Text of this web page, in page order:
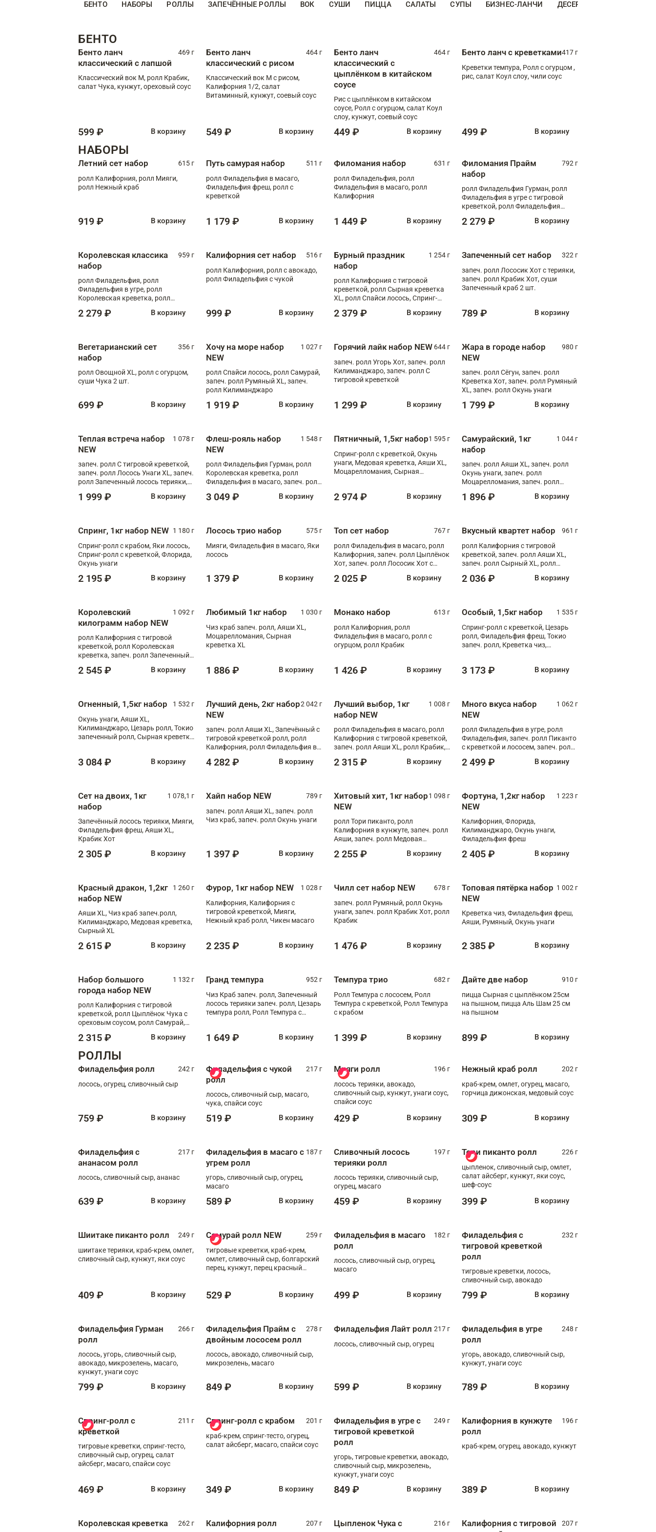
БЕНТО НАБОРЫ РОЛЛЫ ЗАПЕЧЁННЫЕ РОЛЛЫ ВОК СУШИ ПИЦЦА САЛАТЫ СУПЫ БИЗНЕС-ЛАНЧИ ДЕСЕРТЫ
БЕНТО
Бенто ланч
классический с лапшой
469 г
Классический вок М, ролл Крабик,
салат Чука, кунжут, ореховый соус
599 ₽ В корзину
Бенто ланч
классический с рисом
464 г
Классический вок М с рисом,
Калифорния 1/2, салат
Витаминный, кунжут, соевый соус
549 ₽ В корзину
Бенто ланч
классический с
цыплёнком в китайском
соусе
464 г
Рис с цыплёнком в китайском
соусе, Ролл с огурцом, салат Коул
слоу, кунжут, соевый соус
449 ₽ В корзину
Бенто ланч с креветками417 г
Креветки темпура, Ролл с огурцом ,
рис, салат Коул слоу, чили соус
499 ₽ В корзину
НАБОРЫ
Летний сет набор
615 г
ролл Калифорния, ролл Мияги,
ролл Нежный краб
919 ₽ В корзину
Путь самурая набор
511 г
ролл Филадельфия в масаго,
Филадельфия фреш, ролл с
креветкой
1 179 ₽ В корзину
Филомания набор
631 г
ролл Филадельфия, ролл
Филадельфия в масаго, ролл
Калифорния
1 449 ₽ В корзину
Филомания Прайм
набор
792 г
ролл Филадельфия Гурман, ролл
Филадельфия в угре с тигровой
креветкой, ролл Филадельфия
2 279 ₽ В корзину
Королевская классика
набор
959 г
ролл Филадельфия, ролл
Филадельфия в угре, ролл
Королевская креветка, ролл
2 279 ₽ В корзину
Калифорния сет набор
516 г
ролл Калифорния, ролл с авокадо,
ролл Филадельфия с чукой
999 ₽ В корзину
Бурный праздник
набор
1 254 г
ролл Калифорния с тигровой
креветкой, ролл Сырная креветка
XL, ролл Спайси лосось, Спринг-
Медовая креветка
2 379 ₽ В корзину
Запеченный сет набор
322 г
запеч. ролл Лососик Хот с терияки,
запеч. ролл Крабик Хот, суши
Запеченный краб 2 шт.
789 ₽ В корзину
Вегетарианский сет
набор
356 г
ролл Овощной XL, ролл с огурцом,
суши Чука 2 шт.
699 ₽ В корзину
Хочу на море набор
NEW
1 027 г
ролл Спайси лосось, ролл Самурай,
запеч. ролл Румяный XL, запеч.
ролл Килиманджаро
1 919 ₽ В корзину
Горячий лайк набор NEW 644 г
запеч. ролл Угорь Хот, запеч. ролл
Килиманджаро, запеч. ролл С
тигровой креветкой
1 299 ₽ В корзину
Жара в городе набор
NEW
980 г
запеч. ролл Сёгун, запеч. ролл
Креветка Хот, запеч. ролл Румяный
XL, запеч. ролл Окунь унаги
1 799 ₽ В корзину
Теплая встреча набор
NEW
1 078 г
запеч. ролл С тигровой креветкой,
запеч. ролл Лосось Унаги XL, запеч.
ролл Запеченный лосось терияки,
1 999 ₽ В корзину
Флеш-рояль набор
NEW
1 548 г
ролл Филадельфия Гурман, ролл
Королевская креветка, ролл
Филадельфия в масаго, запеч. ролл
Тигровая креветка с моцареллой,
3 049 ₽ В корзину
Пятничный, 1,5кг набор1 595 г
Спринг-ролл с креветкой, Окунь
унаги, Медовая креветка, Аяши XL,
Моцарелломания, Сырная
2 974 ₽ В корзину
Самурайский, 1кг
набор
1 044 г
запеч. ролл Аяши XL, запеч. ролл
Окунь унаги, запеч. ролл
Моцарелломания, запеч. ролл
1 896 ₽ В корзину
Спринг, 1кг набор NEW 1 180 г
Спринг-ролл с крабом, Яки лосось,
Спринг-ролл с креветкой, Флорида,
Окунь унаги
2 195 ₽ В корзину
Лосось трио набор
575 г
Мияги, Филадельфия в масаго, Яки
лосось
1 379 ₽ В корзину
Топ сет набор
767 г
ролл Филадельфия в масаго, ролл
Калифорния, запеч. ролл Цыплёнок
Хот, запеч. ролл Лососик Хот с
2 025 ₽ В корзину
Вкусный квартет набор
961 г
ролл Калифорния с тигровой
креветкой, запеч. ролл Аяши XL,
запеч. ролл Сырный XL, ролл
2 036 ₽ В корзину
Королевский
килограмм набор NEW
1 092 г
ролл Калифорния с тигровой
креветкой, ролл Королевская
креветка, запеч. ролл Запеченный
XL, запеч. ролл Крабик Хот
2 545 ₽ В корзину
Любимый 1кг набор
1 030 г
Чиз краб запеч. ролл, Аяши XL,
Моцарелломания, Сырная
креветка XL
1 886 ₽ В корзину
Монако набор
613 г
ролл Калифорния, ролл
Филадельфия в масаго, ролл с
огурцом, ролл Крабик
1 426 ₽ В корзину
Особый, 1,5кг набор
1 535 г
Спринг-ролл с креветкой, Цезарь
ролл, Филадельфия фреш, Токио
запеч. ролл, Креветка чиз,
3 173 ₽ В корзину
Огненный, 1,5кг набор
1 532 г
Окунь унаги, Аяши XL,
Килиманджаро, Цезарь ролл, Токио
запеченный ролл, Сырная креветка
3 084 ₽ В корзину
Лучший день, 2кг набор
NEW
2 042 г
запеч. ролл Аяши XL, Запечённый с
тигровой креветкой ролл, ролл
Калифорния, ролл Филадельфия в
запеч. ролл Моцарелломания, ролл
4 282 ₽ В корзину
Лучший выбор, 1кг
набор NEW
1 008 г
ролл Филадельфия в масаго, ролл
Калифорния с тигровой креветкой,
запеч. ролл Аяши XL, ролл Крабик,
2 315 ₽ В корзину
Много вкуса набор
NEW
1 062 г
ролл Филадельфия в угре, ролл
Филадельфия, запеч. ролл Пиканто
с креветкой и лососем, запеч. ролл
2 499 ₽ В корзину
Сет на двоих, 1кг
набор
1 078,1 г
Запечённый лосось терияки, Мияги,
Филадельфия фреш, Аяши XL,
Крабик Хот
2 305 ₽ В корзину
Хайп набор NEW
789 г
запеч. ролл Аяши XL, запеч. ролл
Чиз краб, запеч. ролл Окунь унаги
1 397 ₽ В корзину
Хитовый хит, 1кг набор
NEW
1 098 г
ролл Тори пиканто, ролл
Калифорния в кунжуте, запеч. ролл
Аяши, запеч. ролл Медовая
чукой
2 255 ₽ В корзину
Фортуна, 1,2кг набор
NEW
1 223 г
Калифорния, Флорида,
Килиманджаро, Окунь унаги,
Филадельфия фреш
2 405 ₽ В корзину
Красный дракон, 1,2кг
набор NEW
1 260 г
Аяши XL, Чиз краб запеч.ролл,
Килиманджаро, Медовая креветка,
Сырный XL
2 615 ₽ В корзину
Фурор, 1кг набор NEW
1 028 г
Калифорния, Калифорния с
тигровой креветкой, Мияги,
Нежный краб ролл, Чикен масаго
2 235 ₽ В корзину
Чилл сет набор NEW
678 г
запеч. ролл Румяный, ролл Окунь
унаги, запеч. ролл Крабик Хот, ролл
Крабик
1 476 ₽ В корзину
Топовая пятёрка набор
NEW
1 002 г
Креветка чиз, Филадельфия фреш,
Аяши, Румяный, Окунь унаги
2 385 ₽ В корзину
Набор большого
города набор NEW
1 132 г
ролл Калифорния с тигровой
креветкой, ролл Цыплёнок Чука с
ореховым соусом, ролл Самурай,
ролл с крабом
2 315 ₽ В корзину
Гранд темпура
952 г
Чиз Краб запеч. ролл, Запеченный
лосось терияки запеч. ролл, Цезарь
темпура ролл, Ролл Темпура с
1 649 ₽ В корзину
Темпура трио
682 г
Ролл Темпура с лососем, Ролл
Темпура с креветкой, Ролл Темпура
с крабом
1 399 ₽ В корзину
Дайте две набор
910 г
пицца Сырная с цыплёнком 25см
на пышном, пицца Аль Шам 25 см
на пышном
899 ₽ В корзину
РОЛЛЫ
Филадельфия ролл
242 г
лосось, огурец, сливочный сыр
759 ₽ В корзину
Филадельфия с чукой
ролл
217 г
лосось, сливочный сыр, масаго,
чука, спайси соус
519 ₽ В корзину
Мияги ролл
196 г
лосось терияки, авокадо,
сливочный сыр, кунжут, унаги соус,
спайси соус
429 ₽ В корзину
Нежный краб ролл
202 г
краб-крем, омлет, огурец, масаго,
горчица дижонская, медовый соус
309 ₽ В корзину
Филадельфия с
ананасом ролл
217 г
лосось, сливочный сыр, ананас
639 ₽ В корзину
Филадельфия в масаго с
угрем ролл
187 г
угорь, сливочный сыр, огурец,
масаго
589 ₽ В корзину
Сливочный лосось
терияки ролл
197 г
лосось терияки, сливочный сыр,
огурец, масаго
459 ₽ В корзину
Тори пиканто ролл
226 г
цыпленок, сливочный сыр, омлет,
салат айсберг, кунжут, яки соус,
шеф-соус
399 ₽ В корзину
Шиитаке пиканто ролл
249 г
шиитаке терияки, краб-крем, омлет,
сливочный сыр, кунжут, яки соус
409 ₽ В корзину
Самурай ролл NEW
259 г
тигровые креветки, краб-крем,
омлет, сливочный сыр, болгарский
перец, кунжут, перец красный
529 ₽ В корзину
Филадельфия в масаго
ролл
182 г
лосось, сливочный сыр, огурец,
масаго
499 ₽ В корзину
Филадельфия с
тигровой креветкой
ролл
232 г
тигровые креветки, лосось,
сливочный сыр, авокадо
799 ₽ В корзину
Филадельфия Гурман
ролл
266 г
лосось, угорь, сливочный сыр,
авокадо, микрозелень, масаго,
кунжут, унаги соус
799 ₽ В корзину
Филадельфия Прайм с
двойным лососем ролл
278 г
лосось, авокадо, сливочный сыр,
микрозелень, масаго
849 ₽ В корзину
Филадельфия Лайт ролл 217 г
лосось, сливочный сыр, огурец
599 ₽ В корзину
Филадельфия в угре
ролл
248 г
угорь, авокадо, сливочный сыр,
кунжут, унаги соус
789 ₽ В корзину
Спринг-ролл с
креветкой
211 г
тигровые креветки, спринг-тесто,
сливочный сыр, огурец, салат
айсберг, масаго, спайси соус
469 ₽ В корзину
Спринг-ролл с крабом
201 г
краб-крем, спринг-тесто, огурец,
салат айсберг, масаго, спайси соус
349 ₽ В корзину
Филадельфия в угре с
тигровой креветкой
ролл
249 г
угорь, тигровые креветки, авокадо,
сливочный сыр, микрозелень,
кунжут, унаги соус
849 ₽ В корзину
Калифорния в кунжуте
ролл
196 г
краб-крем, огурец, авокадо, кунжут
389 ₽ В корзину
Королевская креветка
262 г Калифорния ролл 207 г
Цыпленок Чука с
216 г
Калифорния с тигровой
207 г